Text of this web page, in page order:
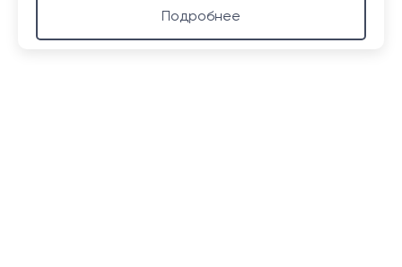
Подробнее